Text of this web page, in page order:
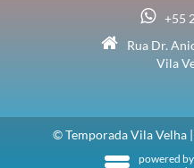
+55
Rua Dr.
Vila
© Temporada Vila Velha
powered by